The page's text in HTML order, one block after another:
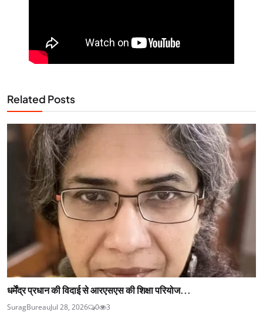
Related Posts
धर्मेंद्र प्रधान की विदाई से आरएसएस की शिक्षा परियोज...
SuragBureauJul 28, 2026 0 3